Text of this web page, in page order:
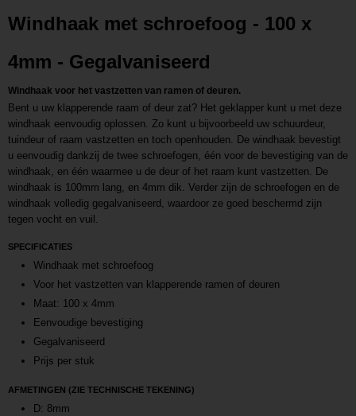
L202312041112
Windhaak met schroefoog - 100 x
4mm - Gegalvaniseerd
Windhaak voor het vastzetten van ramen of deuren.
Bent u uw klapperende raam of deur zat? Het geklapper kunt u met deze
windhaak eenvoudig oplossen. Zo kunt u bijvoorbeeld uw schuurdeur,
tuindeur of raam vastzetten en toch openhouden. De windhaak bevestigt
u eenvoudig dankzij de twee schroefogen, één voor de bevestiging van de
windhaak, en één waarmee u de deur of het raam kunt vastzetten. De
windhaak is 100mm lang, en 4mm dik. Verder zijn de schroefogen en de
windhaak volledig gegalvaniseerd, waardoor ze goed beschermd zijn
tegen vocht en vuil.
SPECIFICATIES
Windhaak met schroefoog
Voor het vastzetten van klapperende ramen of deuren
Maat: 100 x 4mm
Eenvoudige bevestiging
Gegalvaniseerd
Prijs per stuk
AFMETINGEN (ZIE TECHNISCHE TEKENING)
D: 8mm